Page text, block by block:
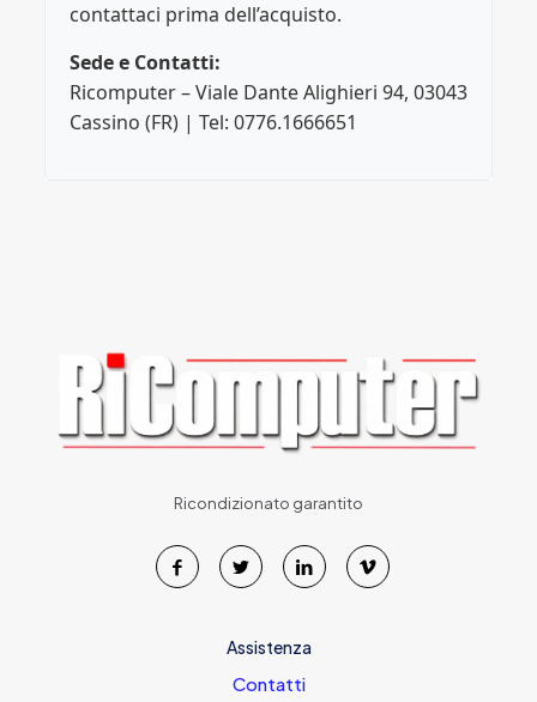
contattaci prima dell’acquisto.
Sede e Contatti:
Ricomputer – Viale Dante Alighieri 94, 03043
Cassino (FR) | Tel: 0776.1666651
Ricondizionato garantito
Assistenza
Contatti